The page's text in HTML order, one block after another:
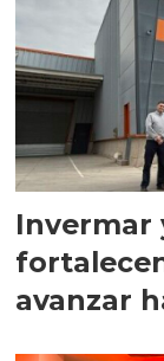
Invermar
avanzar